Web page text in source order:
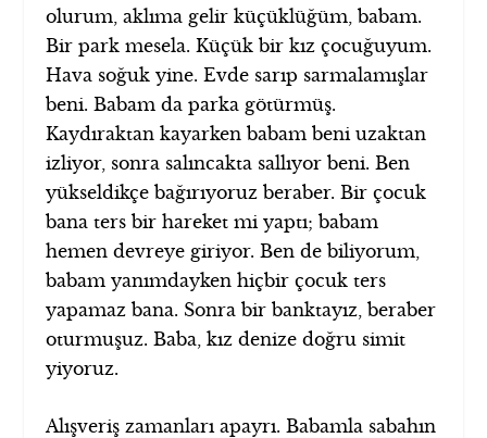
olurum, aklıma gelir küçüklüğüm, babam.
Bir park mesela. Küçük bir kız çocuğuyum.
Hava soğuk yine. Evde sarıp sarmalamışlar
beni. Babam da parka götürmüş.
Kaydıraktan kayarken babam beni uzaktan
izliyor, sonra salıncakta sallıyor beni. Ben
yükseldikçe bağırıyoruz beraber. Bir çocuk
bana ters bir hareket mi yaptı; babam
hemen devreye giriyor. Ben de biliyorum,
babam yanımdayken hiçbir çocuk ters
yapamaz bana. Sonra bir banktayız, beraber
oturmuşuz. Baba, kız denize doğru simit
yiyoruz.
Alışveriş zamanları apayrı. Babamla sabahın